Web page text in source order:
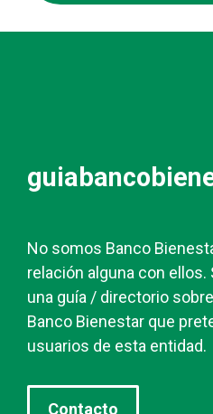
No somos Banco
relación alguna con
una guía / directorio
Banco Bienestar que
usuarios de esta entidad.
Contacto